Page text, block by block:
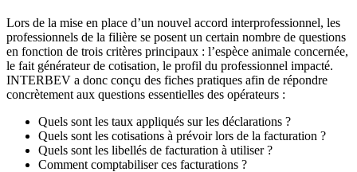
Lors de la mise en place d’un nouvel accord interprofessionnel, les
professionnels de la filière se posent un certain nombre de questions
en fonction de trois critères principaux : l’espèce animale concernée,
le fait générateur de cotisation, le profil du professionnel impacté.
INTERBEV a donc conçu des fiches pratiques afin de répondre
concrètement aux questions essentielles des opérateurs :
Quels sont les taux appliqués sur les déclarations ?
Quels sont les cotisations à prévoir lors de la facturation ?
Quels sont les libellés de facturation à utiliser ?
Comment comptabiliser ces facturations ?